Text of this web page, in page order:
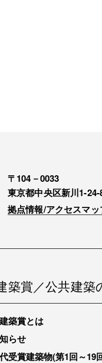
〒104－0033
東京都中央区新川1-
拠点情報/アクセスマッ
築賞／公共建築
築賞とは
らせ
受賞建築物(第1回～19